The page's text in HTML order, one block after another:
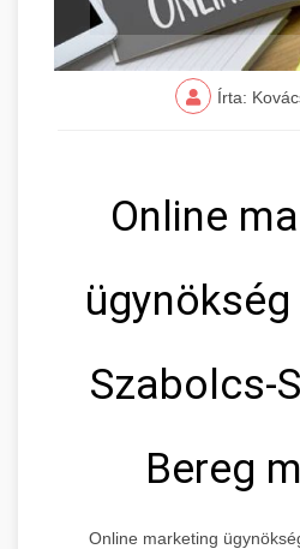
Írta:
Online
Szabolcs-
Bereg
Online marketing